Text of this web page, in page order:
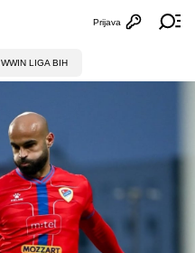
Otvori
Prijava
WWIN LIGA BIH